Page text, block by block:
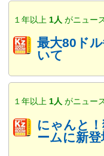
１年以上 1人 がニュー
最大80ド
いて
１年以上 1人 がニュー
にゃんと
ームに新登